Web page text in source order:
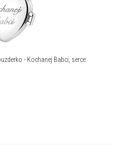
- Kochanej Babci, serce